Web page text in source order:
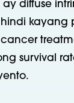
diffuse
hindi
survival